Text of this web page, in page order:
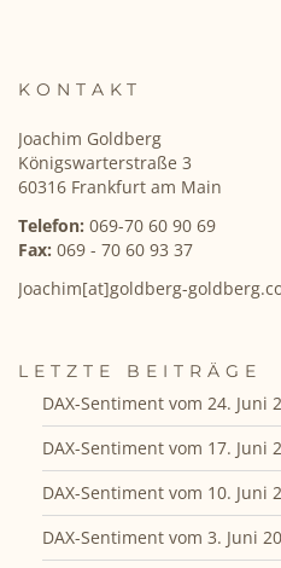
KONTAKT
Joachim Goldberg
Königswarterstraße 3
60316 Frankfurt am Main
Telefon: 069-70 60 90 69
Fax: 069 - 70 60 93 37
Joachim[at]goldberg-
LETZTE BEITRÄGE
DAX-Sentiment vom 24. Juni
DAX-Sentiment vom 17. Juni
DAX-Sentiment vom 10. Juni
DAX-Sentiment vom 3. Juni